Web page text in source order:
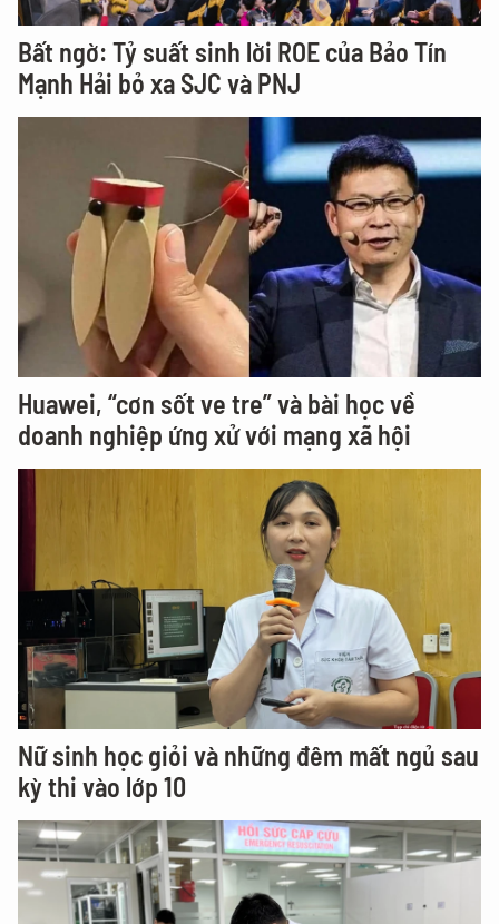
Bất ngờ: Tỷ suất sinh lời ROE của Bảo Tín
Mạnh Hải bỏ xa SJC và PNJ
Huawei, “cơn sốt ve tre” và bài học về
doanh nghiệp ứng xử với mạng xã hội
Nữ sinh học giỏi và những đêm mất ngủ sau
kỳ thi vào lớp 10